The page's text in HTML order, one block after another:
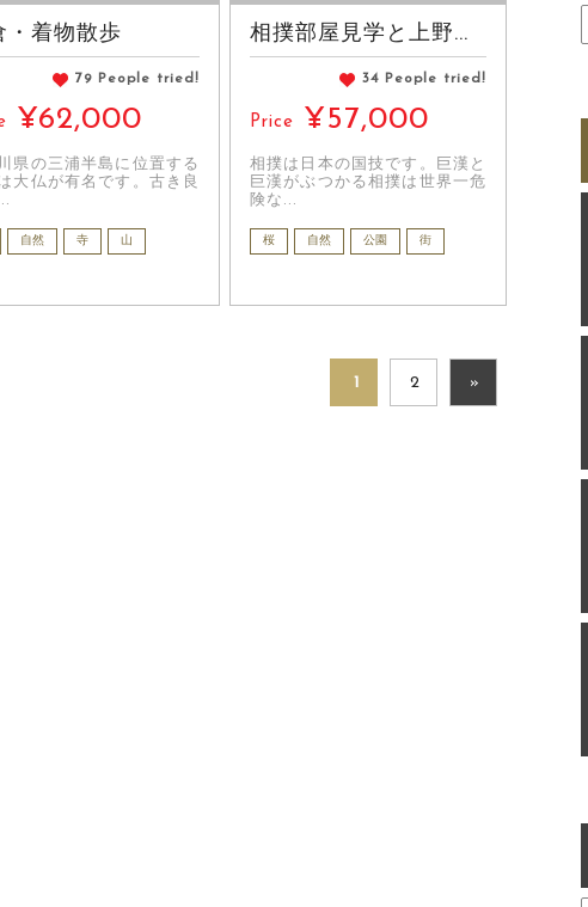
・着物散歩
79 People tried!
¥62,000
県の三浦半島に位置する
大仏が有名です。古き良
自然 寺 山
相撲部屋見学と上野...
34 People tried!
Price ¥57,000
相撲は日本の国技です。巨漢と
巨漢がぶつかる相撲は世界一危
険な...
桜 自然 公園 街
1 2 »